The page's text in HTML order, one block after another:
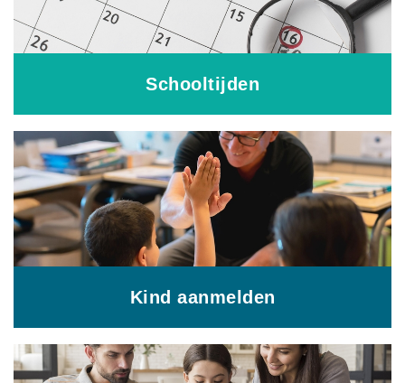
Schooltijden
Kind aanmelden